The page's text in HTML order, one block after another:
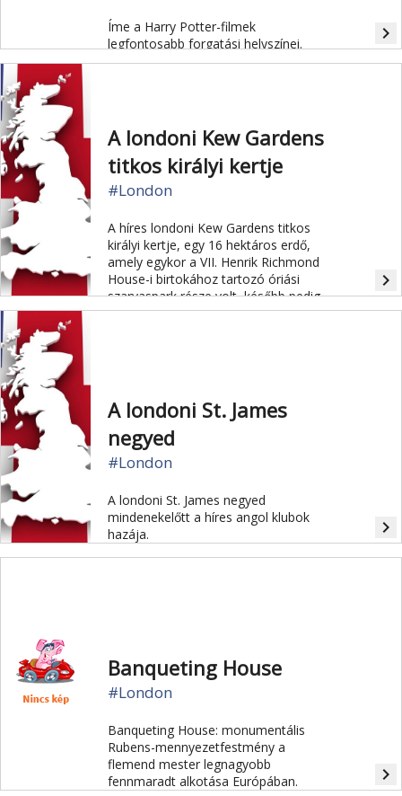
Íme a Harry Potter-filmek
legfontosabb forgatási helyszínei.
navigate_next
A londoni Kew Gardens
titkos királyi kertje
#London
A híres londoni Kew Gardens titkos
királyi kertje, egy 16 hektáros erdő,
amely egykor a VII. Henrik Richmond
House-i birtokához tartozó óriási
szarvaspark része volt, később pedig
III. György fejlesztette tovább.
navigate_next
A londoni St. James
negyed
#London
A londoni St. James negyed
mindenekelőtt a híres angol klubok
hazája.
navigate_next
Banqueting House
#London
Banqueting House: monumentális
Rubens-mennyezetfestmény a
flemend mester legnagyobb
fennmaradt alkotása Európában.
navigate_next